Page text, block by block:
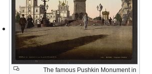
The famous Pushkin Monument in